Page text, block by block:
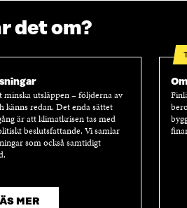
det om?
utsläppen – följderna av
känns redan. Det enda sättet
är att klimatkrisen tas med
beslutsfattande. Vi samlar
som också samtidigt
MER